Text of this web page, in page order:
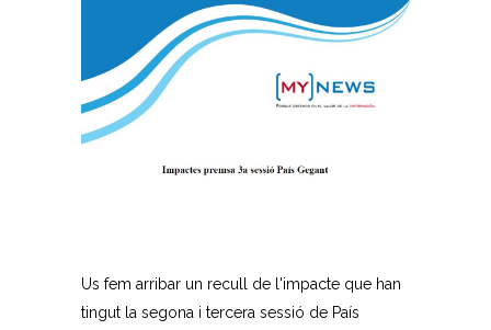
Us fem arribar un recull de l'impacte que han
tingut la segona i tercera sessió de País